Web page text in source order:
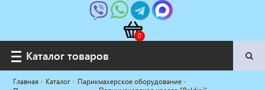
Каталог товаров
Каталог товаров
Главная Каталог
Парикмахерское оборудование